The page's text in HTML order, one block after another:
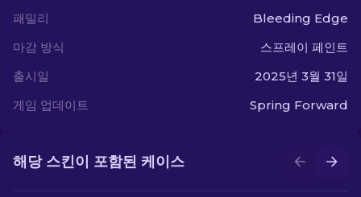
패밀리
Bleeding Edge
마감 방식
스프레이 페인트
출시일
2025년 3월 31일
게임 업데이트
Spring Forward
해당 스킨이 포함된 케이스